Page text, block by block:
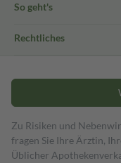
So geht's
Rechtliches
Zu Risiken und
fragen Sie Ihre Ärztin,
Üblicher